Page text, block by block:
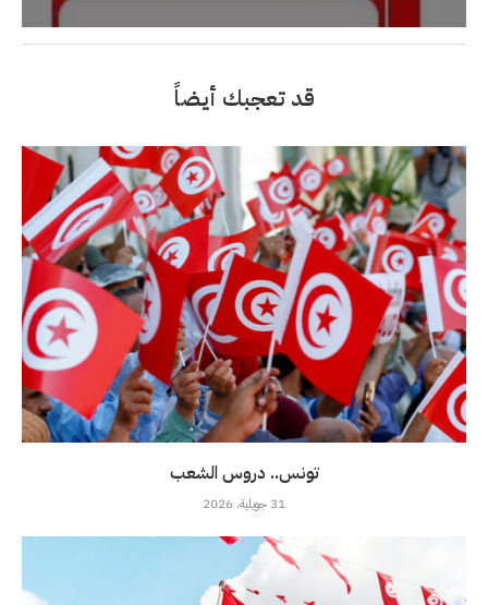
قد تعجبك أيضاً
تونس.. دروس الشعب
31 جويلية، 2026